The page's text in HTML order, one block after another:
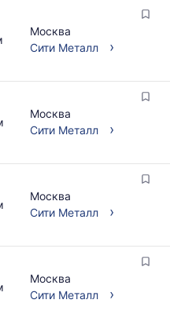
Москва
Сити Металл
›
Москва
Сити Металл
›
Москва
Сити Металл
›
Москва
Сити Металл
›